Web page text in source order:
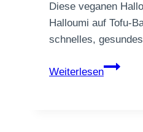
Diese veganen
Halloumi auf Tofu-
schnelles,
Weiterlesen
Vegane